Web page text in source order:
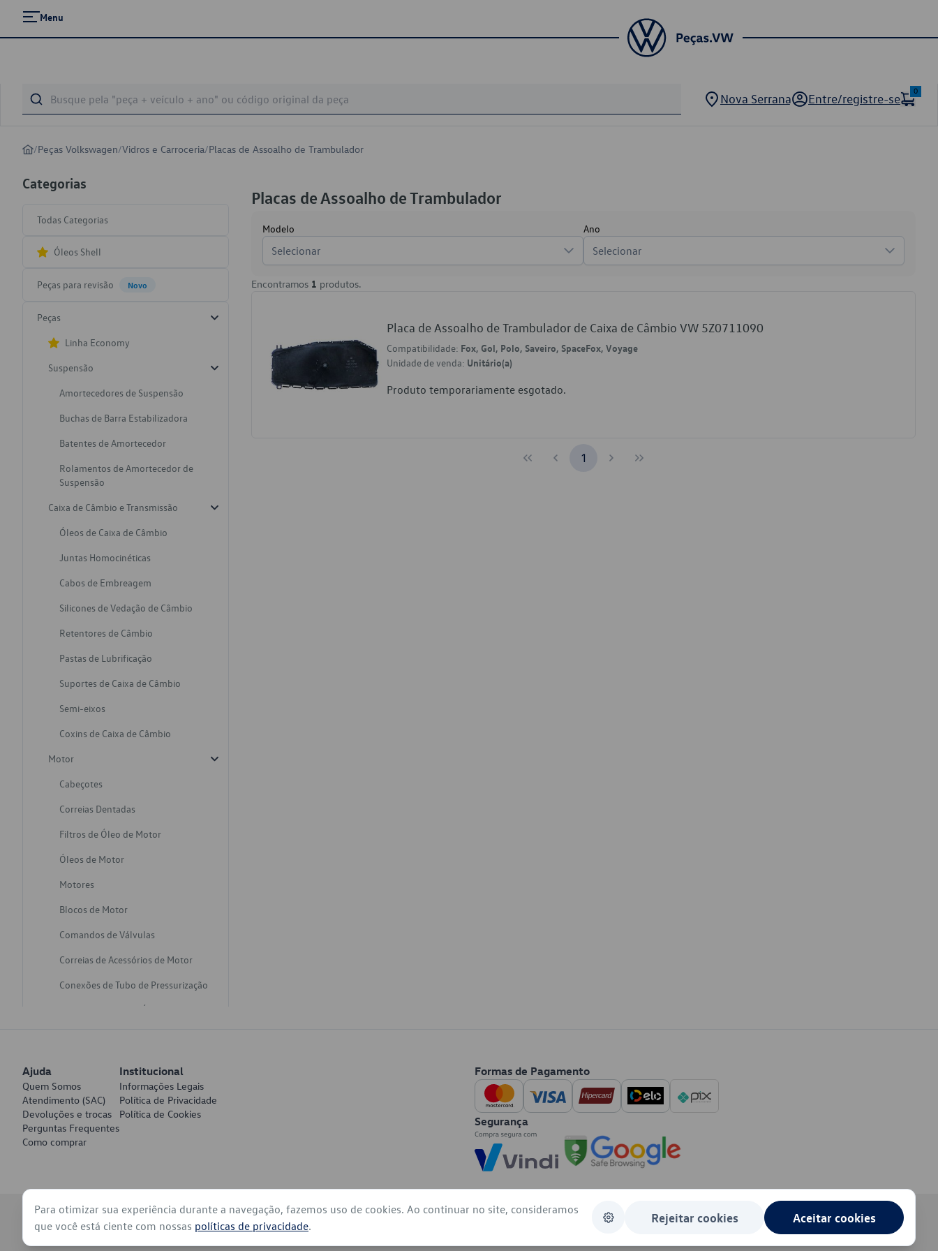
Menu
Nova Serrana Entre/registre-se
0
/Peças Volkswagen/Vidros e Carroceria/Placas de Assoalho de Trambulador
Categorias
Todas Categorias
Óleos Shell
Peças para revisão Novo
Peças
Linha Economy
Suspensão
Amortecedores de Suspensão
Buchas de Barra Estabilizadora
Batentes de Amortecedor
Rolamentos de Amortecedor de
Suspensão
Caixa de Câmbio e Transmissão
Óleos de Caixa de Câmbio
Juntas Homocinéticas
Cabos de Embreagem
Silicones de Vedação de Câmbio
Retentores de Câmbio
Pastas de Lubrificação
Suportes de Caixa de Câmbio
Semi-eixos
Coxins de Caixa de Câmbio
Motor
Cabeçotes
Correias Dentadas
Filtros de Óleo de Motor
Óleos de Motor
Motores
Blocos de Motor
Comandos de Válvulas
Correias de Acessórios de Motor
Conexões de Tubo de Pressurização
Varetas de Nivel de Óleo
Discos de Freio
Juntas de Bomba de Vácuo
Mangueiras de Vácuo de Servo
Pratos de Disco de Freio
Travas de Pastilha de Freio
Placas de Assoalho de Trambulador
Modelo
Selecionar
Ano
Selecionar
Encontramos 1 produtos.
Placa de Assoalho de Trambulador de Caixa de Câmbio VW 5Z0711090
Compatibilidade: Fox, Gol, Polo, Saveiro, SpaceFox, Voyage
Unidade de venda: Unitário(a)
Produto temporariamente esgotado.
1
Ajuda
Quem Somos
Atendimento (SAC)
Devoluções e trocas
Perguntas Frequentes
Como comprar
Institucional
Informações Legais
Política de Privacidade
Política de Cookies
Formas de Pagamento
Segurança
© 2026 - Volkswagen do Brasil - Todos os direitos reservados
Para otimizar sua experiência durante a navegação, fazemos uso de cookies. Ao continuar no site, consideramos
que você está ciente com nossas políticas de privacidade.
Rejeitar cookies Aceitar cookies